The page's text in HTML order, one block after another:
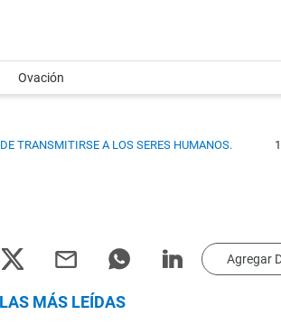
Ovación
TRANSMITIRSE A LOS SERES HUMANOS.
Agregar
LAS MÁS LEÍDAS